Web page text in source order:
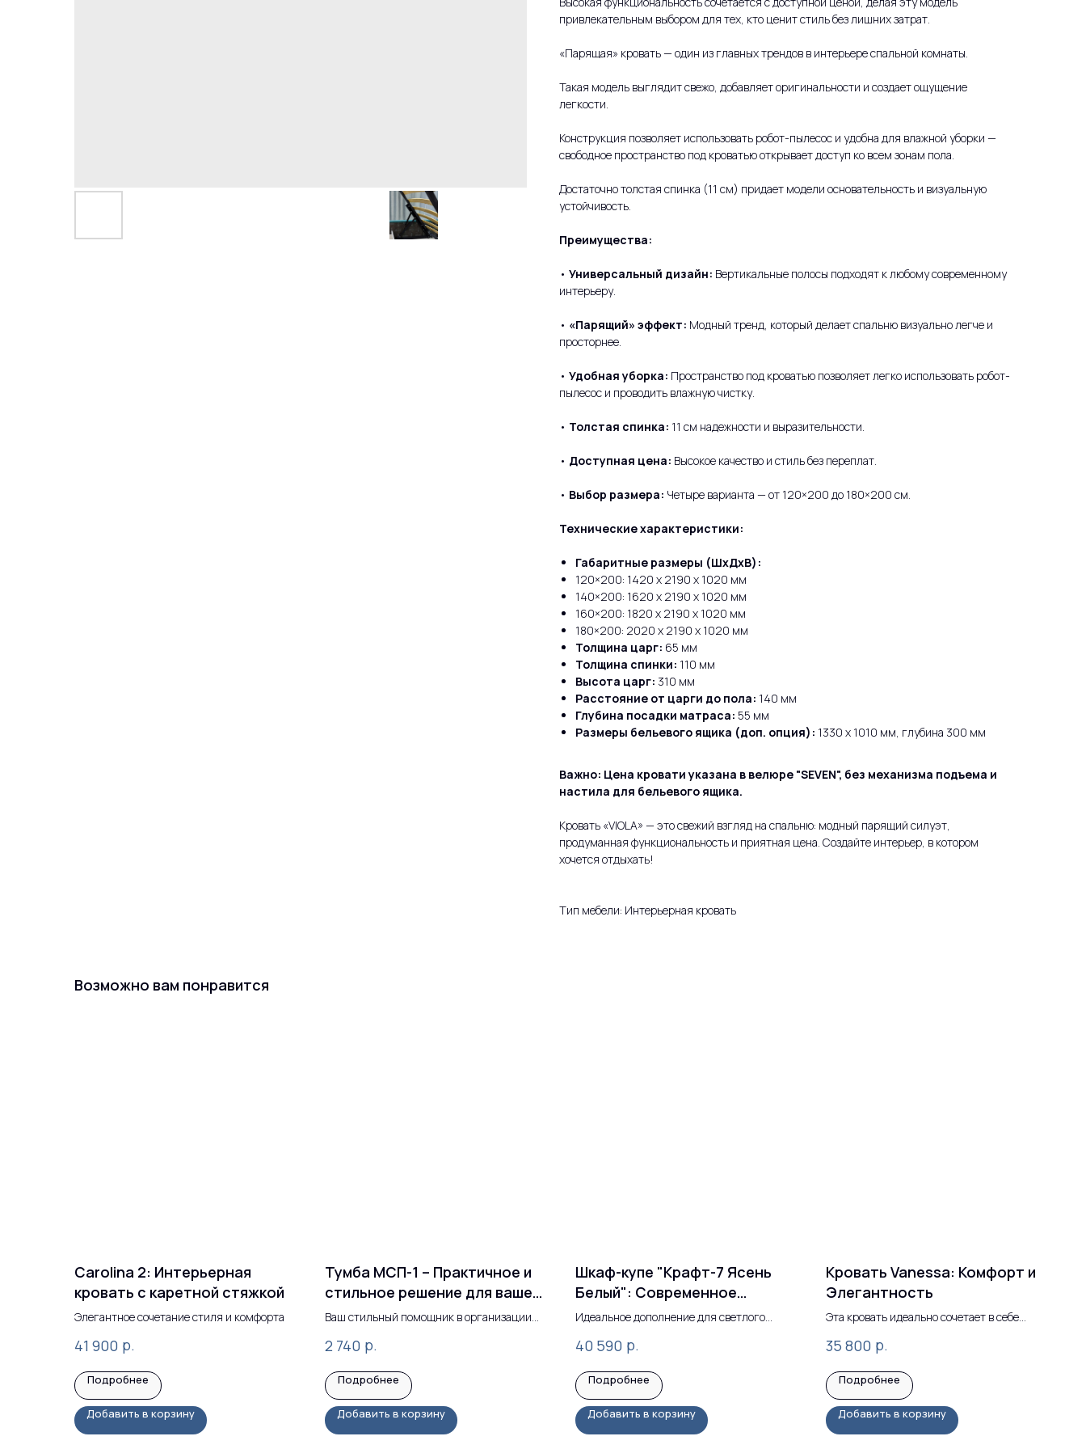
привлекательным выбором для тех, кто ценит стиль без лишних затрат.
«Парящая» кровать — один из главных трендов в интерьере спальной комнаты.
Такая модель выглядит свежо, добавляет оригинальности и создает ощущение
легкости.
Конструкция позволяет использовать робот-пылесос и удобна для влажной уборки —
свободное пространство под кроватью открывает доступ ко всем зонам пола.
Достаточно толстая спинка (11 см) придает модели основательность и визуальную
устойчивость.
Преимущества:
• Универсальный дизайн: Вертикальные полосы подходят к любому современному
интерьеру.
• «Парящий» эффект: Модный тренд, который делает спальню визуально легче и
просторнее.
• Удобная уборка: Пространство под кроватью позволяет легко использовать робот-
пылесос и проводить влажную чистку.
• Толстая спинка: 11 см надежности и выразительности.
• Доступная цена: Высокое качество и стиль без переплат.
• Выбор размера: Четыре варианта — от 120×200 до 180×200 см.
Технические характеристики:
Габаритные размеры (ШхДхВ):
120×200: 1420 x 2190 x 1020 мм
140×200: 1620 x 2190 x 1020 мм
160×200: 1820 x 2190 x 1020 мм
180×200: 2020 x 2190 x 1020 мм
Толщина царг: 65 мм
Толщина спинки: 110 мм
Высота царг: 310 мм
Расстояние от царги до пола: 140 мм
Глубина посадки матраса: 55 мм
Размеры бельевого ящика (доп. опция): 1330 x 1010 мм, глубина 300 мм
Важно: Цена кровати указана в велюре "SEVEN", без механизма подъема и
настила для бельевого ящика.
Кровать «VIOLA» — это свежий взгляд на спальню: модный парящий силуэт,
продуманная функциональность и приятная цена. Создайте интерьер, в котором
хочется отдыхать!
Тип мебели: Интерьерная кровать
Возможно вам понравится
Carolina 2: Интерьерная
кровать с каретной стяжкой
Элегантное сочетание стиля и комфорта
41 900 р.
Подробнее
Добавить в корзину
Тумба МСП-1 – Практичное и
стильное решение для вашей
спальни!
Ваш стильный помощник в организации
2 740 р.
Подробнее
Добавить в корзину
Шкаф-купе "Крафт-7 Ясень
Белый": Современное
Решение для Вашего
Идеальное дополнение для светлого
40 590 р.
Подробнее
Добавить в корзину
Кровать Vanessa: Комфорт и
Элегантность
Эта кровать идеально сочетает в себе
чтобы создать место для отдыха и
35 800 р.
Подробнее
Добавить в корзину